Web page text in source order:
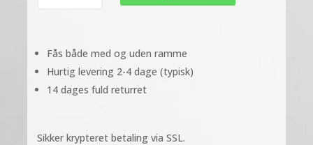
Fås både med og uden ramme
Hurtig levering 2-4 dage (typisk)
14 dages fuld returret
Sikker krypteret betaling via SSL.